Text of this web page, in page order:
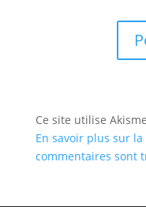
Ce site utilise
En savoir plus sur
commentaires sont